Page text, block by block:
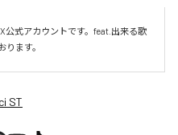
公式アカウントです。feat.出来る歌
ます。
ST